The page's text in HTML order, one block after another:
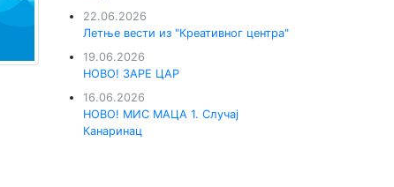
22.06.2026
Летње вести из "Креативног центра"
19.06.2026
НОВО! ЗАРЕ ЦАР
16.06.2026
НОВО! МИС МАЦА 1. Случај
Канаринац